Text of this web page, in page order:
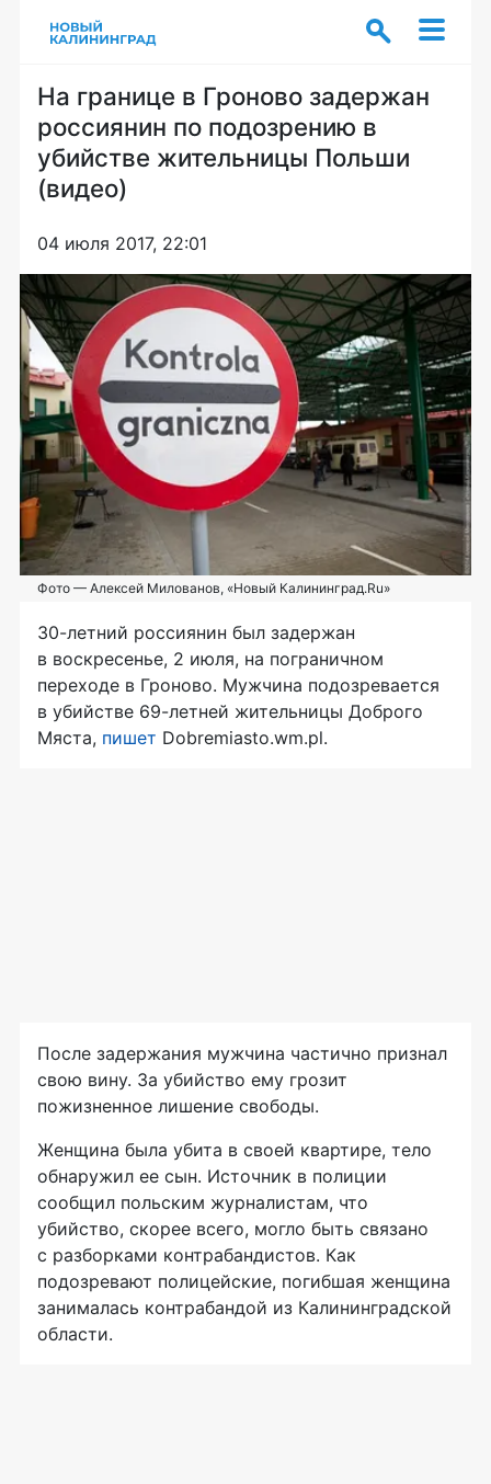
На границе в Гроново задержан
россиянин по подозрению в
убийстве жительницы Польши
(видео)
04 июля 2017, 22:01
Фото — Алексей Милованов, «Новый Калининград.Ru»
30-летний россиянин был задержан
в воскресенье, 2 июля, на пограничном
переходе в Гроново. Мужчина подозревается
в убийстве 69-летней жительницы Доброго
Мяста, пишет Dobremiasto.wm.pl.
После задержания мужчина частично признал
свою вину. За убийство ему грозит
пожизненное лишение свободы.
Женщина была убита в своей квартире, тело
обнаружил ее сын. Источник в полиции
сообщил польским журналистам, что
убийство, скорее всего, могло быть связано
с разборками контрабандистов. Как
подозревают полицейские, погибшая женщина
занималась контрабандой из Калининградской
области.